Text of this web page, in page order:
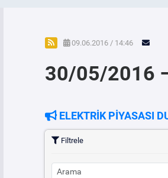
09.06.2016 / 14:46
30/05/2016
ELEKTRİK PİYASASI
Filtrele